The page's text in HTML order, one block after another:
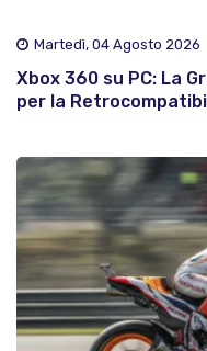
Martedì, 04 Agosto 2026
Xbox 360 su PC: La
per la